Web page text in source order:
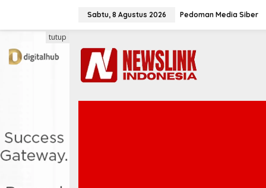
Sabtu, 8 Agustus 2026 Pedoman Media Siber
tutup